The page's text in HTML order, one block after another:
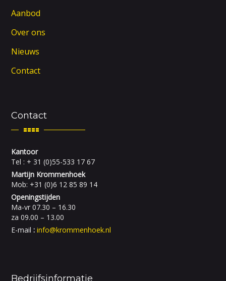
Aanbod
Over ons
Nieuws
Contact
Contact
Kantoor
Tel : + 31 (0)55-533 17 67
Martijn Krommenhoek
Mob: +31 (0)6 12 85 89 14
Openingstijden
Ma-vr 07.30 – 16.30
za 09.00 – 13.00
E-mail :info@krommenhoek.nl
Bedrijfsinformatie